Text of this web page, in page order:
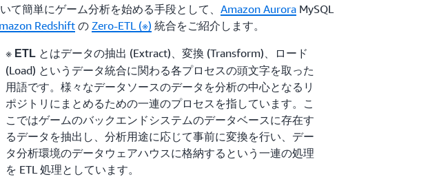
て簡単にゲーム分析を始める手段として、 Amazon Aurora MySQL
Redshift の Zero-ETL (※) 統合をご紹介します。
※ ETL とはデータの抽出 (Extract)、変換 (Transform)、ロード
(Load) というデータ統合に関わる各プロセスの頭文字を取った
用語です。様々なデータソースのデータを分析の中心となるリ
ポジトリにまとめるための一連のプロセスを指しています。こ
こではゲームのバックエンドシステムのデータベースに存在す
るデータを抽出し、分析用途に応じて事前に変換を行い、デー
タ分析環境のデータウェアハウスに格納するという一連の処理
を ETL 処理としています。